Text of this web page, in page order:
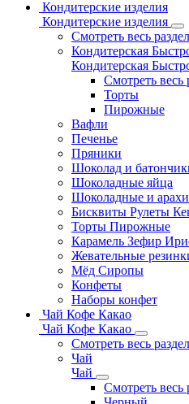
Кондитерские изделия
Кондитерские изделия
Смотреть весь раздел
Кондитерская
Кондитерская
Смотреть весь
Торты
Пирожные
Вафли
Печенье
Пряники
Шоколад и
Шоколадные яйца
Шоколадные и
Бисквиты Рулеты
Торты Пирожные
Карамель Зефир
Жевательные
Мёд Сиропы
Конфеты
Наборы конфет
Чай Кофе Какао
Чай Кофе Какао
Смотреть весь раздел
Чай
Чай
Смотреть весь